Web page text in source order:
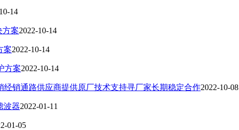
14
方案2022-10-14
案2022-10-14
方案2022-10-14
经销通路供应商提供原厂技术支持寻厂家长期稳定合作2022-10-08
波器2022-01-11
01-05